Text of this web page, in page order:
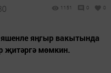
1151 0 0
яшенле яңгыр вакытында
җитәргә мөмкин.